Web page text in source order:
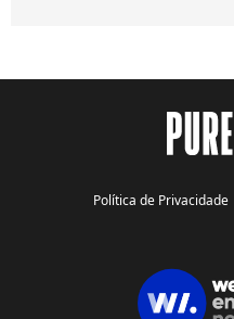
Política de Privacidade